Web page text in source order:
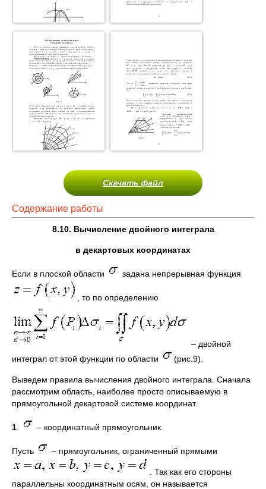
Скачать файл
Содержание работы
8.10. Вычисление двойного интеграла
в декартовых координатах
Если в плоской области задана непрерывная функция
, то по определению
– двойной
интеграл от этой функции по области
(рис.9).
Выведем правила вычисления двойного интеграла. Сначала
рассмотрим область, наиболее просто описываемую в
прямоугольной декартовой системе координат.
1 – координатный прямоугольник.
Пусть – прямоугольник, ограниченный прямыми
. Так как его стороны
параллельны координатным осям, он называется